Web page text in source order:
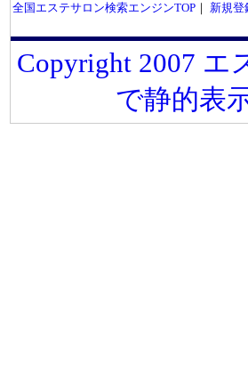
全国エステサロン検索エンジンTOP｜ 新規登
Copyright 2007 エ
で静的表